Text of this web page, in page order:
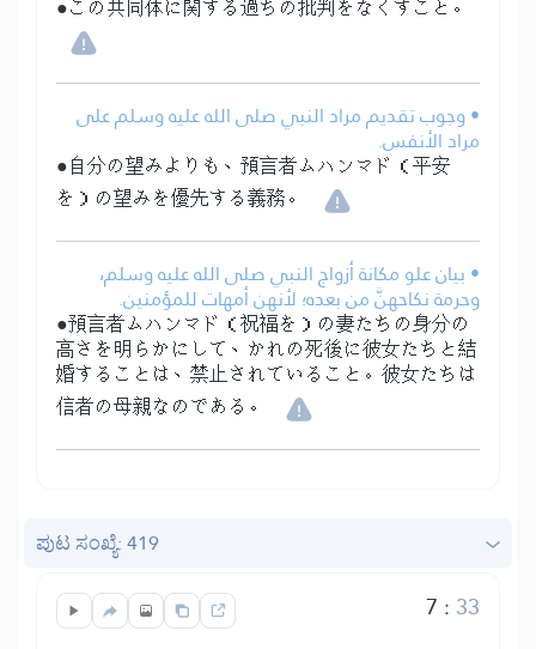
●この共同体に関する過ちの批判をなくすこと。
• وجوب تقديم مراد النبي صلى الله عليه وسلم على
مراد الأنفس.
●自分の望みよりも、預言者ムハンマド（平安
を）の望みを優先する義務。
• بيان علو مكانة أزواج النبي صلى الله عليه وسلم،
وحرمة نكاحهنَّ من بعده؛ لأنهن أمهات للمؤمنين.
●預言者ムハンマド（祝福を）の妻たちの身分の
高さを明らかにして、かれの死後に彼女たちと結
婚することは、禁止されていること。彼女たちは
信者の母親なのである。
ಪುಟ ಸಂಖ್ಯೆ: 419
7 : 33